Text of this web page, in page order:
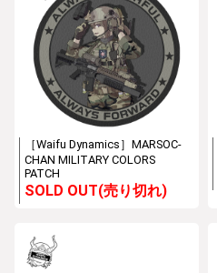
［Waifu Dynamics］MARSOC-
CHAN MILITARY COLORS
PATCH
SOLD OUT(売り切れ)